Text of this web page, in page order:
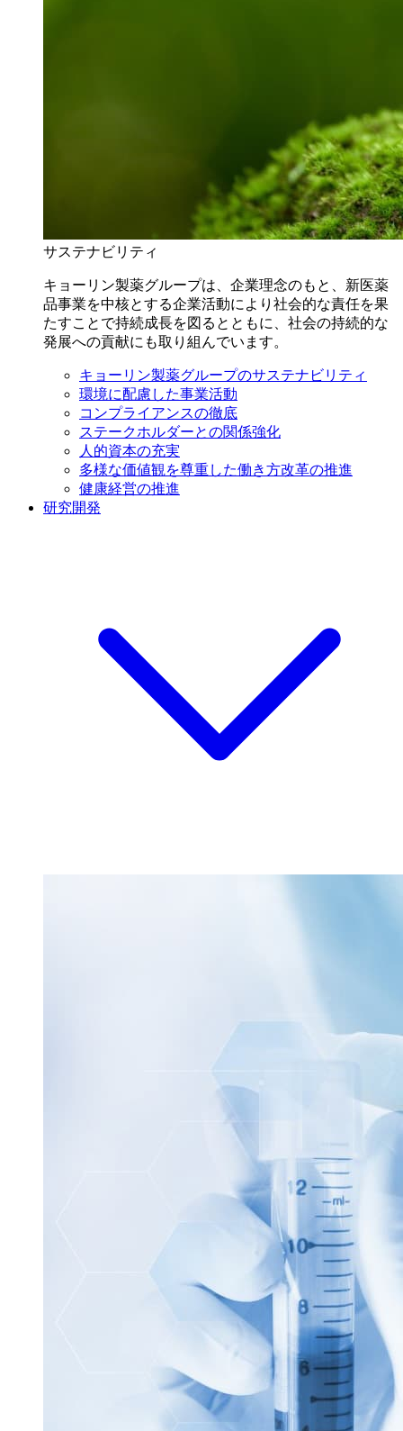
サステナビリティ
キョーリン製薬グループは、企業理念のもと、新医薬
品事業を中核とする企業活動により社会的な責任を果
たすことで持続成長を図るとともに、社会の持続的な
発展への貢献にも取り組んでいます。
キョーリン製薬グループのサステナビリティ
環境に配慮した事業活動
コンプライアンスの徹底
ステークホルダーとの関係強化
人的資本の充実
多様な価値観を尊重した働き方改革の推進
健康経営の推進
研究開発